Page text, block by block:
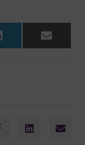
LinkedIn Email